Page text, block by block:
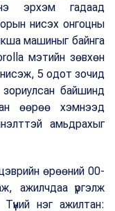
эрхэм гадаад
нисэх онгоцны
машиныг байнга
мэтийн зөвхөн
5 одот зочид
байшинд
өөрөө хэмнээд
амьдрахыг
өрөөний 00-
ажилчдаа үргэлж
нэг ажилтан: